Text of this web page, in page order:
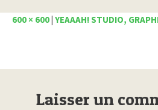
600 × 600| YEAAAH! STUDIO,
Laisser un